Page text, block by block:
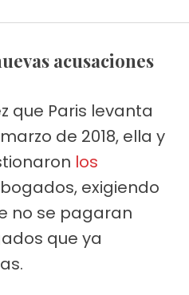
acusaciones
que Paris levanta
de 2018, ella y
los
exigiendo
no se pagaran
que ya